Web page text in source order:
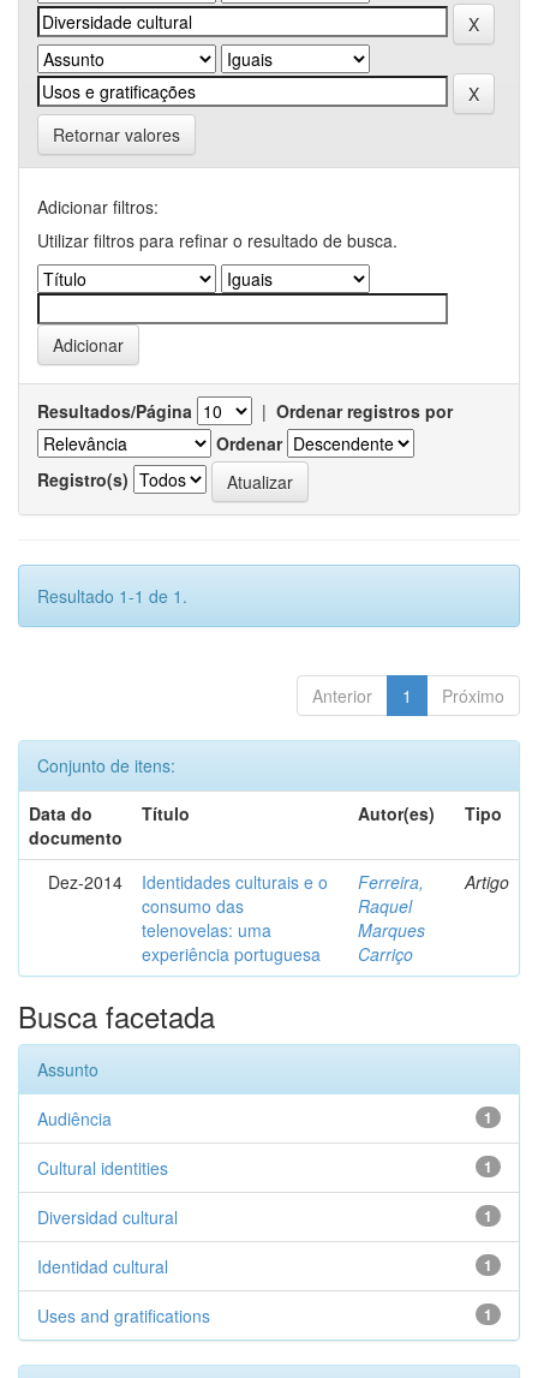
Retornar valores
Adicionar filtros:
Utilizar filtros para refinar o resultado de busca.
Resultados/Página | Ordenar registros por
Ordenar
Registro(s)
Resultado 1-1 de 1.
Anterior 1 Próximo
Conjunto de itens:
Data do
documento
Título Autor(es) Tipo
Dez-2014
Identidades culturais e o
consumo das
telenovelas: uma
experiência portuguesa
Ferreira,
Raquel
Marques
Carriço
Artigo
Busca facetada
Assunto
1
Audiência
1
Cultural identities
1
Diversidad cultural
1
Identidad cultural
1
Uses and gratifications